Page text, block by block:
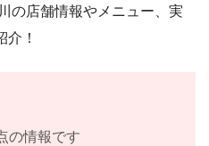
の店舗情報やメニュー、実
！
の情報です